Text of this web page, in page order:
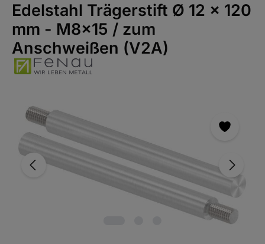
Edelstahl Trägerstift Ø 12 x 120
mm - M8x15 / zum
Anschweißen (V2A)
Bildergalerie überspringen